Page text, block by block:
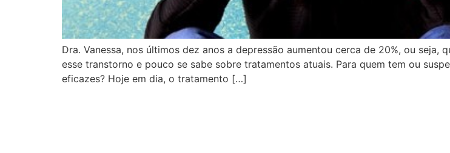
Dra. Vanessa, nos últimos dez anos a depressão aumentou cerca de 20%, ou
esse transtorno e pouco se sabe sobre tratamentos atuais. Para quem tem ou
eficazes? Hoje em dia, o tratamento […]